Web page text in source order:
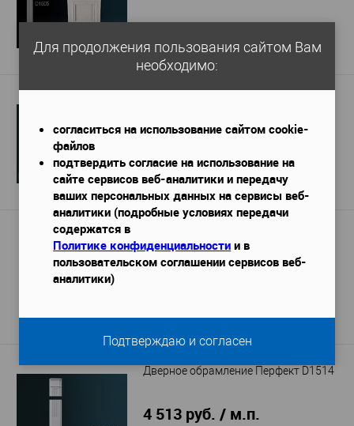
Подробнее
8 656 руб.
Габариты (ДхШхВ)—145х55х120 мм
Дверное обрамление Перфект D1514
4 513 руб. / м.п.
Для продолжения пользования сайтом Вам
необходимо:
согласиться на использование сайтом cookie-
файлов
подтвердить согласие на использование на
сайте сервисов веб-аналитики и передачу
ваших персональных данных на сервисы веб-
аналитики (подробные условиях передачи
содержатся в
Политике конфиденциальности и в
пользовательском соглашении сервисов веб-
аналитики)
Подтверждаю и согласен